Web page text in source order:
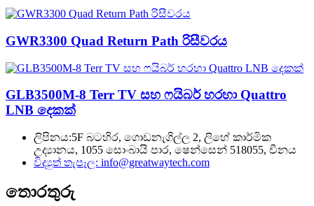
GWR3300 Quad Return Path රිසීවරය
GLB3500M-8 Terr TV සහ ෆයිබර් හරහා Quattro
LNB දෙකක්
ලිපිනය:5F බටහිර, ගොඩනැගිල්ල 2, ලිහේ කාර්මික
උද්‍යානය, 1055 සොංබායි පාර, ෂෙන්සෙන් 518055, චීනය
විද්‍යුත් තැපෑල: info@greatwaytech.com
තොරතුරු